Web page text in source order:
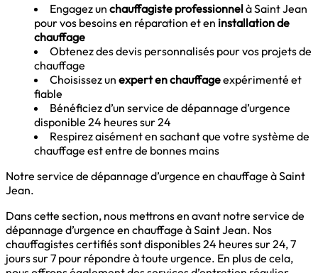
Engagez un chauffagiste professionnelà Saint Jean
pour vos besoins en réparation et en installation de
chauffage
Obtenez des devis personnalisés pour vos projets de
chauffage
Choisissez un expert en chauffageexpérimenté et
fiable
Bénéficiez d’un service de dépannage d’urgence
disponible 24 heures sur 24
Respirez aisément en sachant que votre système de
chauffage est entre de bonnes mains
Notre service de dépannage d’urgence en chauffage à Saint
Jean.
Dans cette section, nous mettrons en avant notre service de
dépannage d’urgence en chauffage à Saint Jean. Nos
chauffagistes certifiés sont disponibles 24 heures sur 24, 7
jours sur 7 pour répondre à toute urgence. En plus de cela,